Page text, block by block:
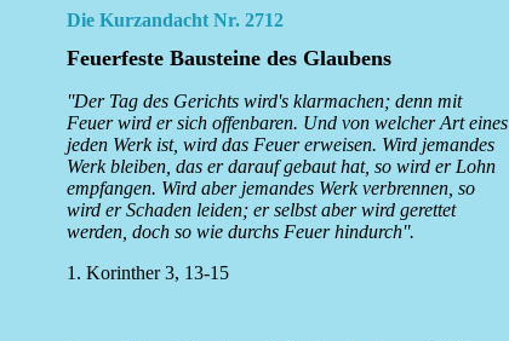
Die Kurzandacht Nr. 2712
Feuerfeste Bausteine des Glaubens
''Der Tag des Gerichts wird's klarmachen; denn mit
Feuer wird er sich offenbaren. Und von welcher Art eines
jeden Werk ist, wird das Feuer erweisen. Wird jemandes
Werk bleiben, das er darauf gebaut hat, so wird er Lohn
empfangen. Wird aber jemandes Werk verbrennen, so
wird er Schaden leiden; er selbst aber wird gerettet
werden, doch so wie durchs Feuer hindurch''.
1. Korinther 3, 13-15